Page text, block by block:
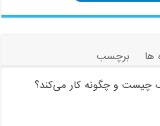
ها
برچسب
چیست و چگونه کار می‌کند؟